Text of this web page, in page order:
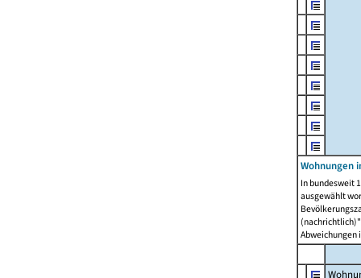
Wohnungen
In bundesweit
ausgewählt
Abweichungen